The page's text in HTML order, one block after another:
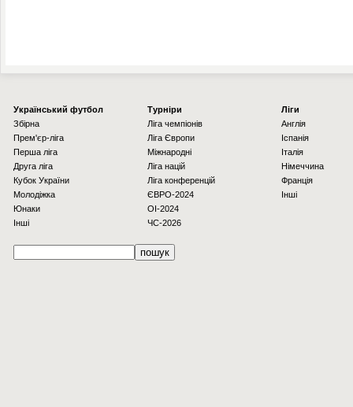
Українcький футбол
Збірна
Прем'єр-ліга
Перша ліга
Друга ліга
Кубок України
Молодіжка
Юнаки
Інші
Турніри
Ліга чемпіонів
Ліга Європи
Міжнародні
Ліга націй
Ліга конференцій
ЄВРО-2024
OI-2024
ЧС-2026
Ліги
Англія
Іспанія
Італія
Німеччина
Франція
Інші